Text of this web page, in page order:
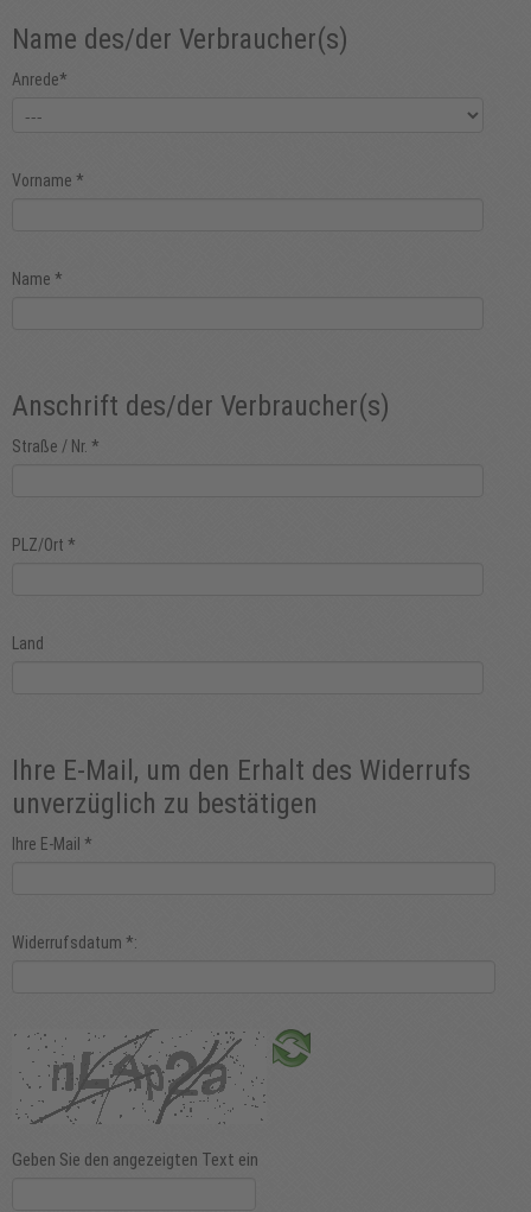
Name des/der Verbraucher(s)
Anrede*
Vorname *
Name *
Anschrift des/der Verbraucher(s)
Straße / Nr. *
PLZ/Ort *
Land
Ihre E-Mail, um den Erhalt des Widerrufs
unverzüglich zu bestätigen
Ihre E-Mail *
Widerrufsdatum *:
Geben Sie den angezeigten Text ein